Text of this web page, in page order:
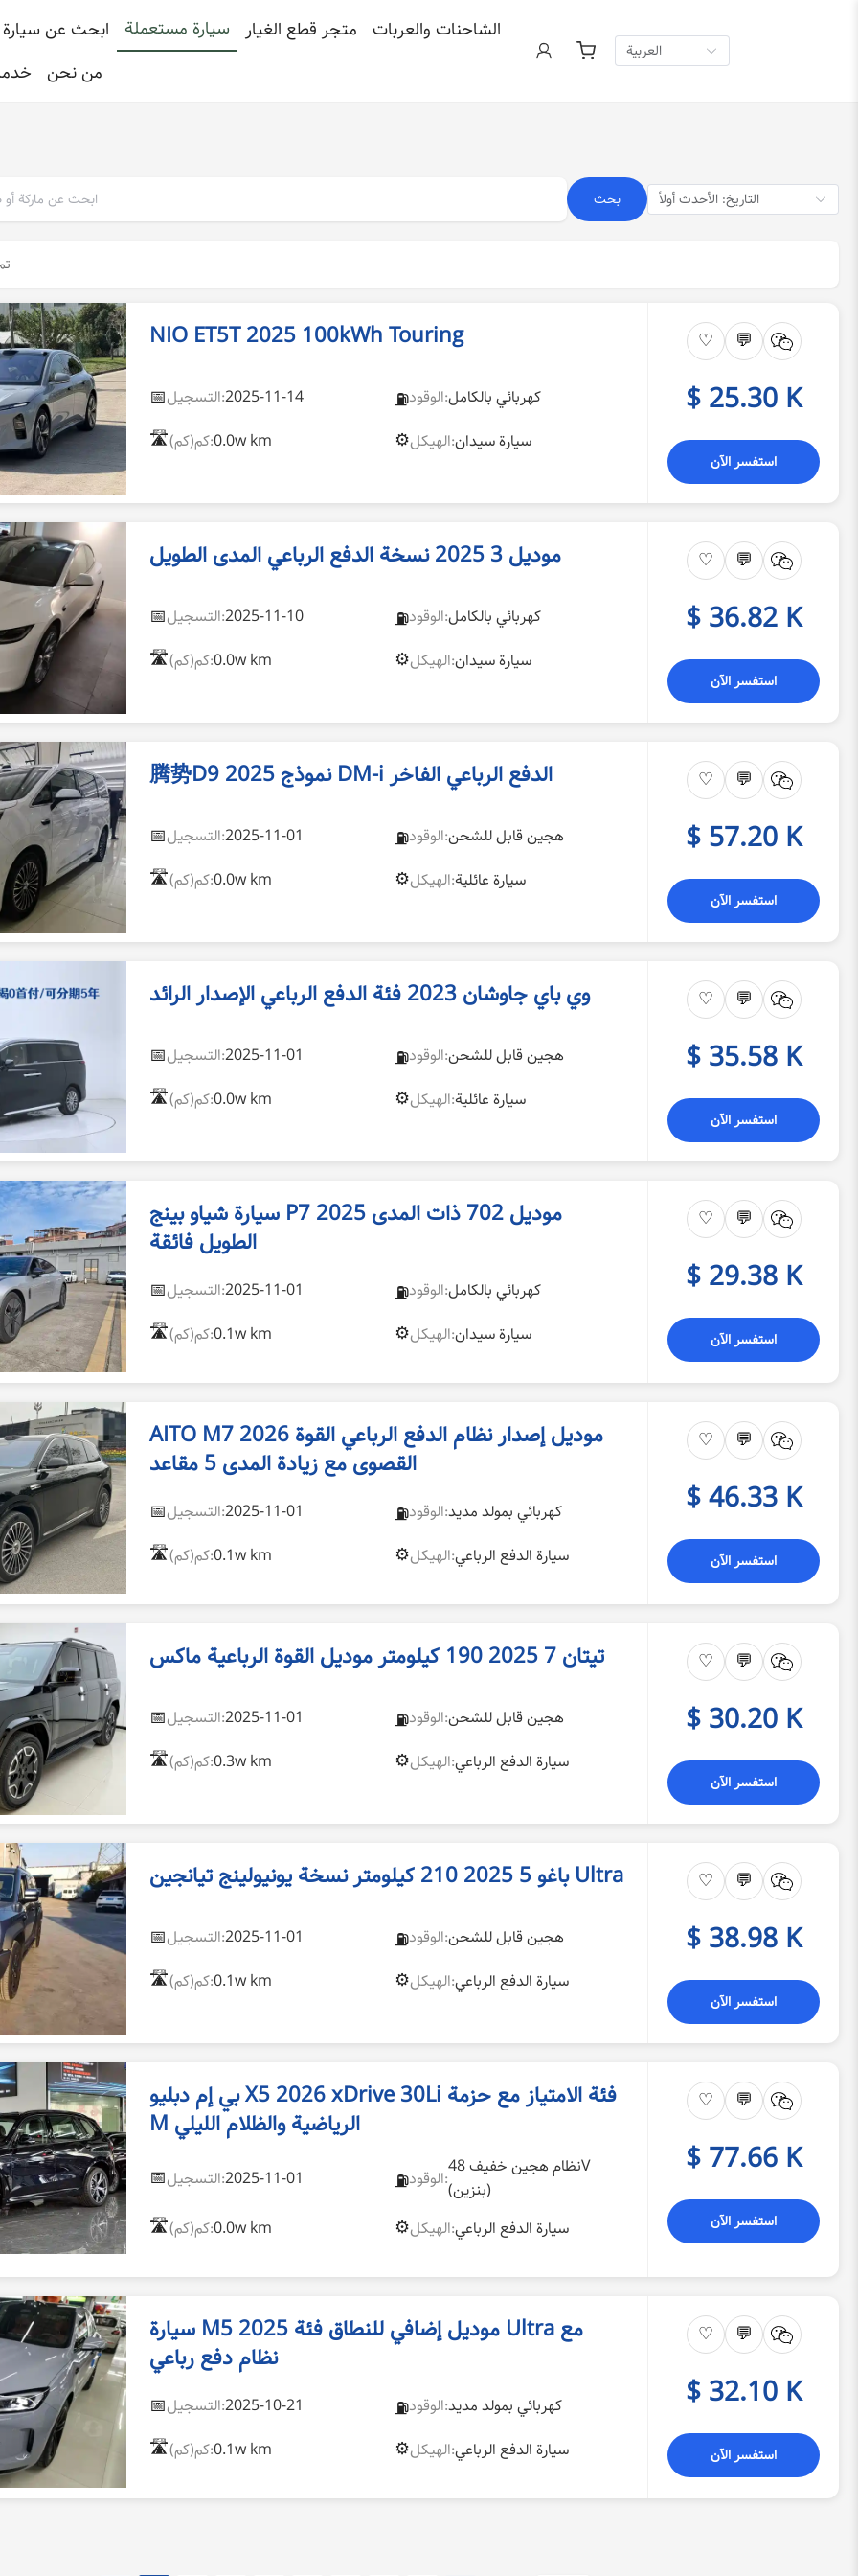
ابحث عن سيارة مستعملة متجر قطع الغيار
الشاحنات والعربات
من نحن
العربية
بحث التاريخ: الأحدث أولاً
NIO ET5T 2025 100kWh Touring
📅 التسجيل:2025-11-14 ⛽ الوقود:كهربائي بالكامل
🛣️ كم(كم):0.0w km ⚙️ الهيكل:سيارة سيدان
♡ 💬
$ 25.30 K
استفسر الآن
موديل 3 2025 نسخة الدفع الرباعي المدى الطويل
📅 التسجيل:2025-11-10 ⛽ الوقود:كهربائي بالكامل
🛣️ كم(كم):0.0w km ⚙️ الهيكل:سيارة سيدان
♡ 💬
$ 36.82 K
استفسر الآن
腾势D9 2025 نموذج DM-i الدفع الرباعي الفاخر
📅 التسجيل:2025-11-01 ⛽ الوقود:هجين قابل للشحن
🛣️ كم(كم):0.0w km ⚙️ الهيكل:سيارة عائلية
♡ 💬
$ 57.20 K
استفسر الآن
وي باي جاوشان 2023 فئة الدفع الرباعي الإصدار الرائد
📅 التسجيل:2025-11-01 ⛽ الوقود:هجين قابل للشحن
🛣️ كم(كم):0.0w km ⚙️ الهيكل:سيارة عائلية
♡ 💬
$ 35.58 K
استفسر الآن
سيارة شياو بينج P7 2025 موديل 702 ذات المدى
الطويل فائقة
📅 التسجيل:2025-11-01 ⛽ الوقود:كهربائي بالكامل
🛣️ كم(كم):0.1w km ⚙️ الهيكل:سيارة سيدان
♡ 💬
$ 29.38 K
استفسر الآن
AITO M7 2026 موديل إصدار نظام الدفع الرباعي القوة
القصوى مع زيادة المدى 5 مقاعد
📅 التسجيل:2025-11-01 ⛽ الوقود:كهربائي بمولد مديد
🛣️ كم(كم):0.1w km ⚙️ الهيكل:سيارة الدفع الرباعي
♡ 💬
$ 46.33 K
استفسر الآن
تيتان 7 2025 190 كيلومتر موديل القوة الرباعية ماكس
📅 التسجيل:2025-11-01 ⛽ الوقود:هجين قابل للشحن
🛣️ كم(كم):0.3w km ⚙️ الهيكل:سيارة الدفع الرباعي
♡ 💬
$ 30.20 K
استفسر الآن
باغو 5 2025 210 كيلومتر نسخة يونيولينج تيانجين Ultra
📅 التسجيل:2025-11-01 ⛽ الوقود:هجين قابل للشحن
🛣️ كم(كم):0.1w km ⚙️ الهيكل:سيارة الدفع الرباعي
♡ 💬
$ 38.98 K
استفسر الآن
بي إم دبليو X5 2026 xDrive 30Li فئة الامتياز مع حزمة
M الرياضية والظلام الليلي
📅 التسجيل:2025-11-01 ⛽ الوقود:نظام هجين خفيف 48V
(بنزين)
🛣️ كم(كم):0.0w km ⚙️ الهيكل:سيارة الدفع الرباعي
♡ 💬
$ 77.66 K
استفسر الآن
سيارة M5 2025 موديل إضافي للنطاق فئة Ultra مع
نظام دفع رباعي
📅 التسجيل:2025-10-21 ⛽ الوقود:كهربائي بمولد مديد
🛣️ كم(كم):0.1w km ⚙️ الهيكل:سيارة الدفع الرباعي
♡ 💬
$ 32.10 K
استفسر الآن